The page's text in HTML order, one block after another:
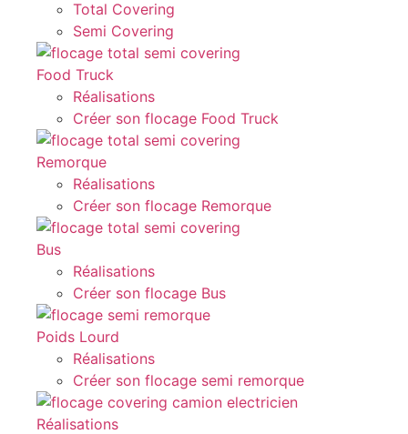
Total Covering
Semi Covering
Food Truck
Réalisations
Créer son flocage Food Truck
Remorque
Réalisations
Créer son flocage Remorque
Bus
Réalisations
Créer son flocage Bus
Poids Lourd
Réalisations
Créer son flocage semi remorque
Réalisations